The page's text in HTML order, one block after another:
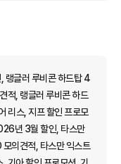
랭글러 루비콘 하드탑 4
적, 랭글러 루비콘 하드
리스, 지프 할인 프로모
년 3월 할인, 타스만
의견적, 타스만 익스트